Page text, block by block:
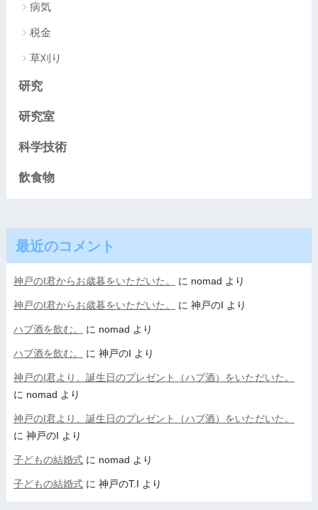
病気
税金
草刈り
研究
研究室
科学技術
飲食物
最近のコメント
神戸のI君からお歳暮をいただいた。 に nomad より
神戸のI君からお歳暮をいただいた。 に 神戸のI より
ハブ酒を飲む。 に nomad より
ハブ酒を飲む。 に 神戸のI より
神戸のI君より、誕生日のプレゼント（ハブ酒）をいただいた。
に nomad より
神戸のI君より、誕生日のプレゼント（ハブ酒）をいただいた。
に 神戸のI より
子どもの結婚式に nomad より
子どもの結婚式に 神戸のT.I より